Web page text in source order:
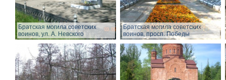
Братская могила советских
воинов, ул. А. Невского
Братская могила советских
воинов, просп. Победы